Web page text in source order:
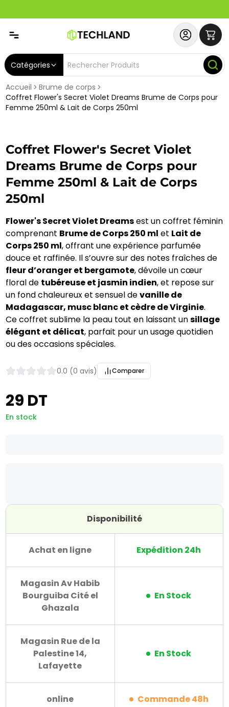
Catégories
Accueil
Brume de corps
Coffret Flower's Secret Violet Dreams Brume de Corps pour
Femme 250ml & Lait de Corps 250ml
Coffret Flower's Secret Violet
Dreams Brume de Corps pour
Femme 250ml & Lait de Corps
250ml
Flower's Secret Violet Dreamsest un coffret féminin
comprenant Brume de Corps 250 ml et Lait de
Corps 250 ml, offrant une expérience parfumée
douce et raffinée. Il s’ouvre sur des notes fraîches de
fleur d’oranger et bergamote, dévoile un cœur
floral de tubéreuse et jasmin indien, et repose sur
un fond chaleureux et sensuel devanille de
Madagascar, musc blanc et cèdre de Virginie.
Ce coffret sublime la peau tout en laissant unsillage
élégant et délicat, parfait pour un usage quotidien
ou des occasions spéciales.
0.0 (0 avis) Comparer
29 DT
En stock
Disponibilité
Achat en ligne Expédition 24h
Magasin Av Habib
Bourguiba Cité el
Ghazala
En Stock
Magasin Rue de la
Palestine 14,
Lafayette
En Stock
online Commande 48h